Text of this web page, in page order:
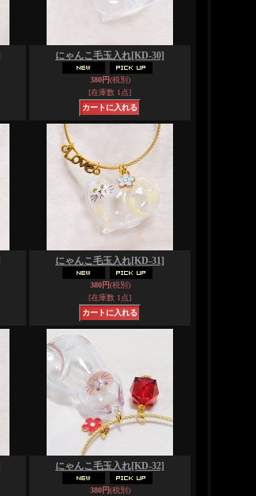
にゃんこ毛玉入れ[KD-30]
380円(税別)
[在庫数 1点]
にゃんこ毛玉入れ[KD-31]
380円(税別)
[在庫数 1点]
にゃんこ毛玉入れ[KD-32]
380円(税別)